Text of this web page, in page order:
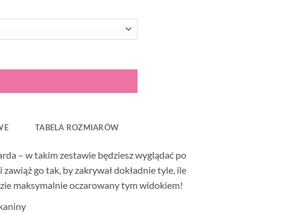
TABELA ROZMIARÓW
– w takim zestawie będziesz wyglądać po
go tak, by zakrywał dokładnie tyle, ile
maksymalnie oczarowany tym widokiem!